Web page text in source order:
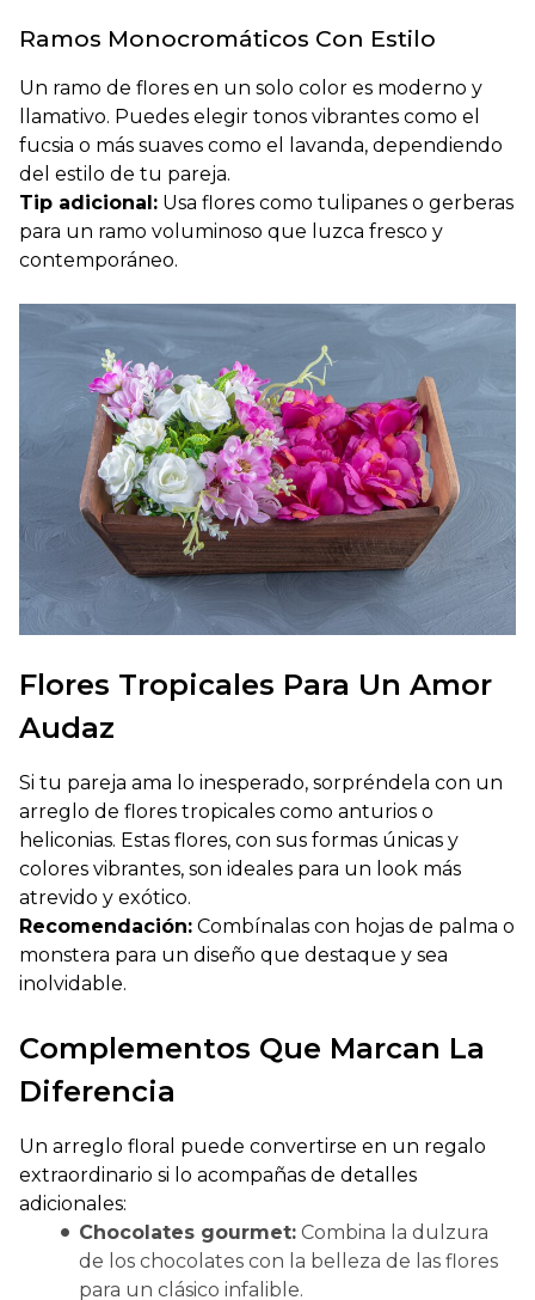
Ramos Monocromáticos Con Estilo
Un ramo de flores en un solo color es moderno y
llamativo. Puedes elegir tonos vibrantes como el
fucsia o más suaves como el lavanda, dependiendo
del estilo de tu pareja.
Tip adicional: Usa flores como tulipanes o gerberas
para un ramo voluminoso que luzca fresco y
contemporáneo.
Flores Tropicales Para Un Amor
Audaz
Si tu pareja ama lo inesperado, sorpréndela con un
arreglo de flores tropicales como anturios o
heliconias. Estas flores, con sus formas únicas y
colores vibrantes, son ideales para un look más
atrevido y exótico.
Recomendación: Combínalas con hojas de palma o
monstera para un diseño que destaque y sea
inolvidable.
Complementos Que Marcan La
Diferencia
Un arreglo floral puede convertirse en un regalo
extraordinario si lo acompañas de detalles
adicionales:
Chocolates gourmet: Combina la dulzura
de los chocolates con la belleza de las flores
para un clásico infalible.